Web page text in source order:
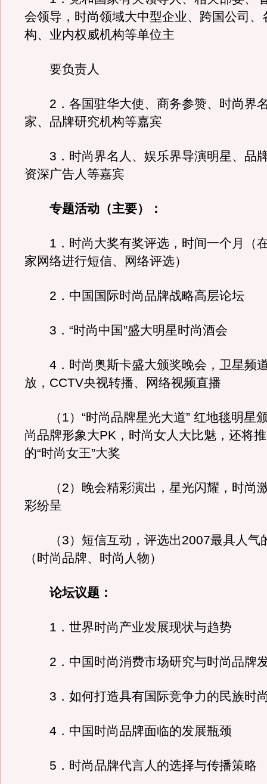
会领导，时尚领域大中型企业、跨国公司、
构、业内权威机构等单位主
要负责人
2．各国驻华大使、商务参赞、时尚界
家、品牌研究机构等嘉宾
3．时尚界名人、娱乐界导演明星、品
资深广告人等嘉宾
专题活动（主要）：
1．时尚大奖有奖评选，时间一个月（
家网络进行短信、网络评选）
2．中国国际时尚品牌战略高层论坛
3．“时尚中国”盛大明星时尚酒会
4．时尚奥斯卡盛大颁奖晚会，卫星频
放，CCTV央视转播、网络视频直播
（1）“时尚品牌星光大道” 红地毯明星
尚品牌形象大PK，时尚女人大比魅，还将
的“时尚女王”大奖
（2）晚会精彩演出，星光闪耀，时尚
彩纷呈
（3）短信互动，评选出2007最具人气
（时尚品牌、时尚人物）
论坛议题：
1．世界时尚产业发展现状与趋势
2．中国时尚消费市场研究与时尚品牌
3．如何打造具有国际竞争力的民族时
4．中国时尚品牌面临的发展瓶颈
5．时尚品牌代言人的选择与传播策略